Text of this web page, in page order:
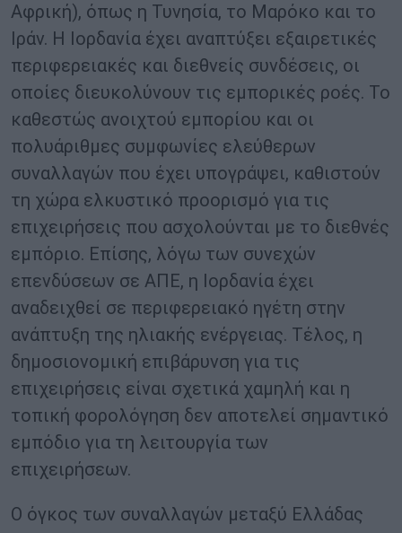
Αφρική), όπως η Τυνησία, το Μαρόκο και το
Ιράν. Η Ιορδανία έχει αναπτύξει εξαιρετικές
περιφερειακές και διεθνείς συνδέσεις, οι
οποίες διευκολύνουν τις εμπορικές ροές. Το
καθεστώς ανοιχτού εμπορίου και οι
πολυάριθμες συμφωνίες ελεύθερων
συναλλαγών που έχει υπογράψει, καθιστούν
τη χώρα ελκυστικό προορισμό για τις
επιχειρήσεις που ασχολούνται με το διεθνές
εμπόριο. Επίσης, λόγω των συνεχών
επενδύσεων σε ΑΠΕ, η Ιορδανία έχει
αναδειχθεί σε περιφερειακό ηγέτη στην
ανάπτυξη της ηλιακής ενέργειας. Τέλος, η
δημοσιονομική επιβάρυνση για τις
επιχειρήσεις είναι σχετικά χαμηλή και η
τοπική φορολόγηση δεν αποτελεί σημαντικό
εμπόδιο για τη λειτουργία των
επιχειρήσεων.
Ο όγκος των συναλλαγών μεταξύ Ελλάδας